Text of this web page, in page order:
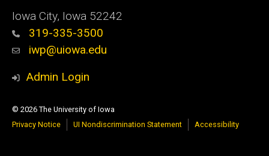
Iowa City, Iowa 52242
319-335-3500
iwp@uiowa.edu
Admin Login
© 2026 The University of Iowa
Privacy Notice
UI Nondiscrimination Statement Accessibility